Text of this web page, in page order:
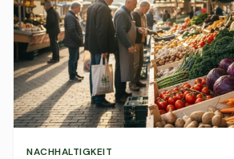
NACHHALTIGKEIT